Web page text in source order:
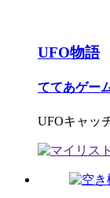
UFO物語
ててあゲー
UFOキャッ